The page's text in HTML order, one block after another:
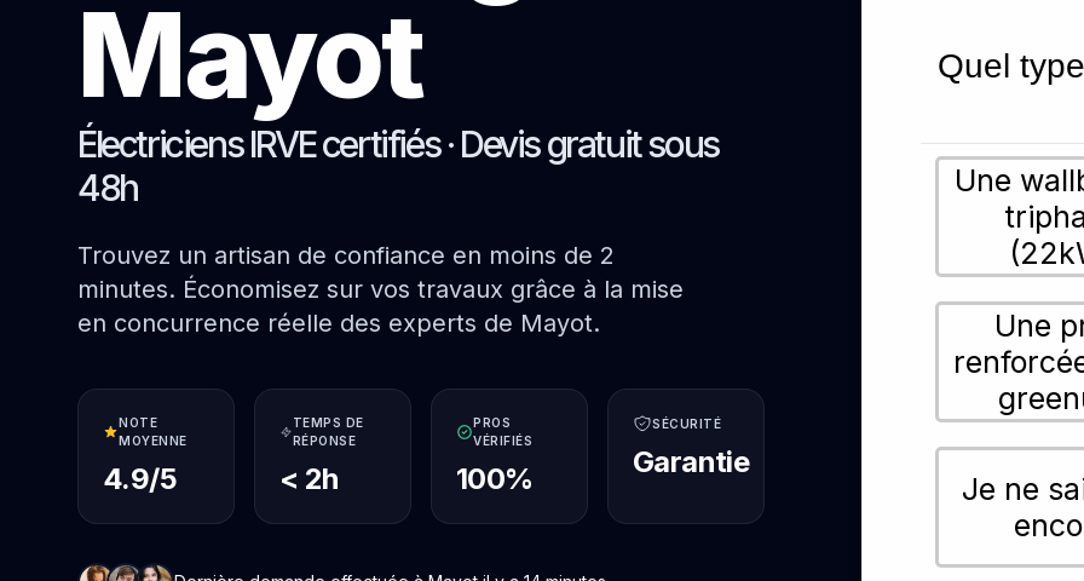
Mayot
Électriciens IRVE certifiés · Devis gratuit sous
48h
Trouvez un artisan de confiance en moins de 2
minutes. Économisez sur vos travaux grâce à la mise
en concurrence réelle des experts de Mayot.
NOTE
MOYENNE
4.9/5
TEMPS DE
RÉPONSE
< 2h
PROS
VÉRIFIÉS
100%
SÉCURITÉ
Garantie
Quel
Une
Une
Je ne